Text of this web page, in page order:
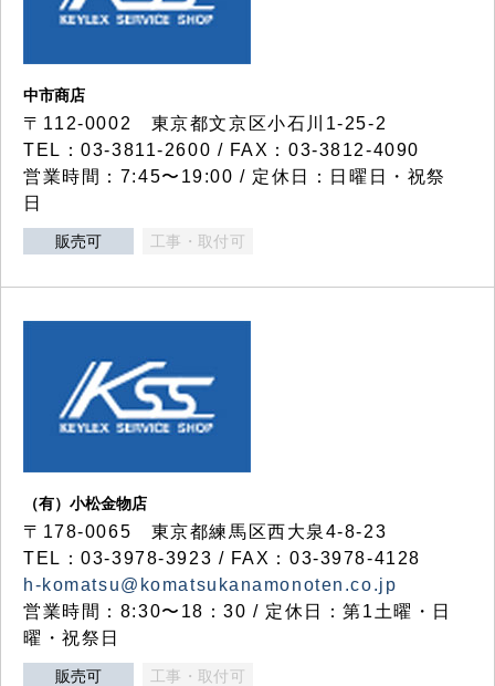
中市商店
〒112-0002 東京都文京区小石川1-25-2
TEL：03-3811-2600 / FAX：03-3812-4090
営業時間：7:45〜19:00 / 定休日：日曜日・祝祭
日
販売可 工事・取付可
（有）小松金物店
〒178-0065 東京都練馬区西大泉4-8-23
TEL：03-3978-3923 / FAX：03-3978-4128
h-komatsu@komatsukanamonoten.co.jp
営業時間：8:30〜18：30 / 定休日：第1土曜・日
曜・祝祭日
販売可 工事・取付可